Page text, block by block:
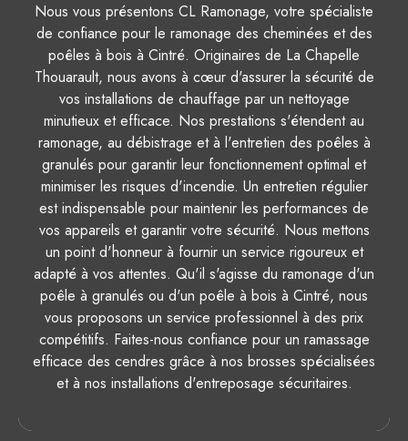
Nous vous présentons CL Ramonage, votre spécialiste
de confiance pour le ramonage des cheminées et des
poêles à bois à Cintré. Originaires de La Chapelle
Thouarault, nous avons à cœur d'assurer la sécurité de
vos installations de chauffage par un nettoyage
minutieux et efficace. Nos prestations s'étendent au
ramonage, au débistrage et à l'entretien des poêles à
granulés pour garantir leur fonctionnement optimal et
minimiser les risques d'incendie. Un entretien régulier
est indispensable pour maintenir les performances de
vos appareils et garantir votre sécurité. Nous mettons
un point d'honneur à fournir un service rigoureux et
adapté à vos attentes. Qu'il s'agisse du ramonage d'un
poêle à granulés ou d'un poêle à bois à Cintré, nous
vous proposons un service professionnel à des prix
compétitifs. Faites-nous confiance pour un ramassage
efficace des cendres grâce à nos brosses spécialisées
et à nos installations d'entreposage sécuritaires.